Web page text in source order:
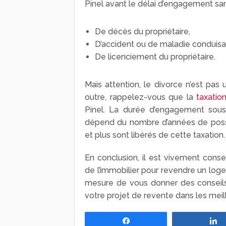
Pinel avant le délai d’engagement
De décès du propriétaire,
D’accident ou de maladie
De licenciement du propriétaire.
Mais attention, le divorce n’est
outre, rappelez-vous que la
Pinel. La durée d’engagement
dépend du nombre d’années de
et plus sont libérés de cette taxation.
En conclusion, il est vivement
de l’immobilier pour revendre un
mesure de vous donner des
votre projet de revente dans les